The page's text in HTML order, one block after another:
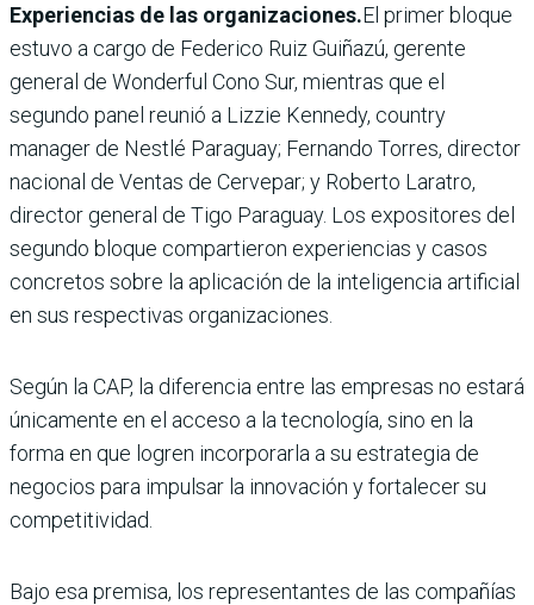
Experiencias de las organizaciones.El primer bloque
estuvo a cargo de Federico Ruiz Guiñazú, gerente
general de Wonderful Cono Sur, mientras que el
segundo panel reunió a Lizzie Kennedy, country
manager de Nestlé Paraguay; Fernando Torres, director
nacional de Ventas de Cervepar; y Roberto Laratro,
director general de Tigo Paraguay. Los expositores del
segundo bloque compartieron experiencias y casos
concretos sobre la aplicación de la inteligencia artificial
en sus respectivas organizaciones.
Según la CAP, la diferencia entre las empresas no estará
únicamente en el acceso a la tecnología, sino en la
forma en que logren incorporarla a su estrategia de
negocios para impulsar la innovación y fortalecer su
competitividad.
Bajo esa premisa, los representantes de las compañías